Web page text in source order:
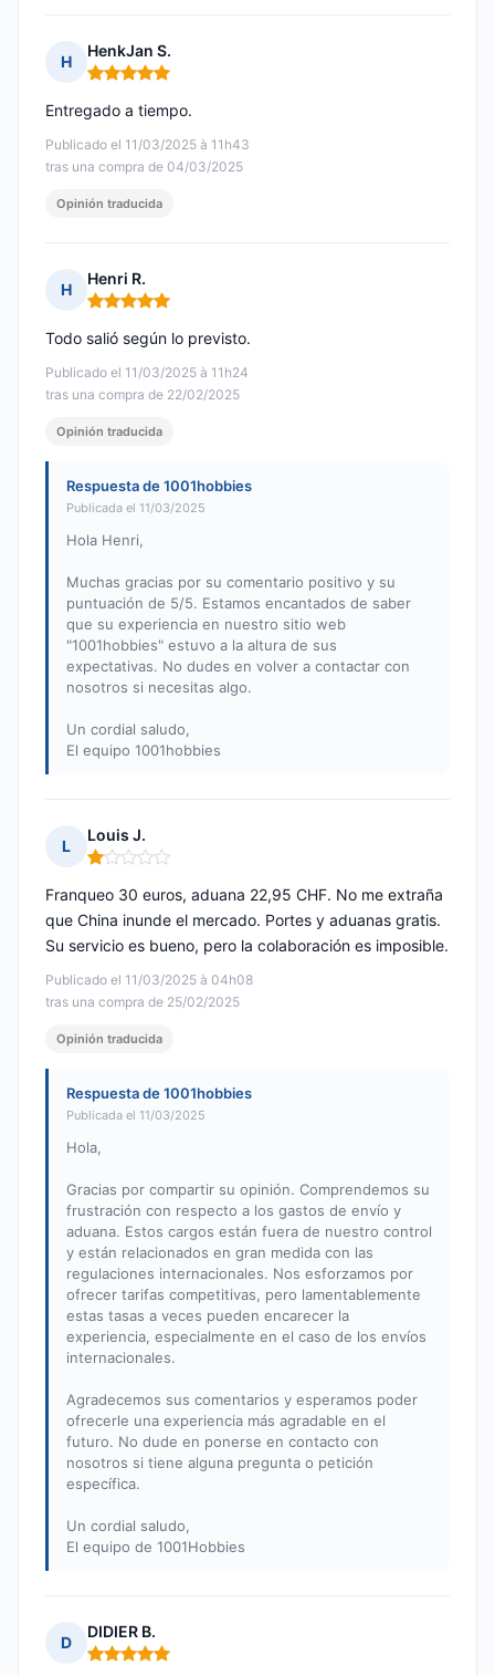
H
HenkJan S.
Nota: 5 de 5
Publicado el 11/03/2025 à 11h43
tras una compra de 04/03/2025
Entregado a tiempo.
Opinión traducida
H
Henri R.
Nota: 5 de 5
Publicado el 11/03/2025 à 11h24
tras una compra de 22/02/2025
Todo salió según lo previsto.
Opinión traducida
Respuesta de 1001hobbies
Publicada el 11/03/2025
Hola Henri,
Muchas gracias por su comentario positivo y su
puntuación de 5/5. Estamos encantados de saber
que su experiencia en nuestro sitio web
"1001hobbies" estuvo a la altura de sus
expectativas. No dudes en volver a contactar con
nosotros si necesitas algo.
Un cordial saludo,
El equipo 1001hobbies
L
Louis J.
Nota: 1 de 5
Publicado el 11/03/2025 à 04h08
tras una compra de 25/02/2025
Franqueo 30 euros, aduana 22,95 CHF. No me extraña
que China inunde el mercado. Portes y aduanas gratis.
Su servicio es bueno, pero la colaboración es imposible.
Opinión traducida
Respuesta de 1001hobbies
Publicada el 11/03/2025
Hola,
Gracias por compartir su opinión. Comprendemos su
frustración con respecto a los gastos de envío y
aduana. Estos cargos están fuera de nuestro control
y están relacionados en gran medida con las
regulaciones internacionales. Nos esforzamos por
ofrecer tarifas competitivas, pero lamentablemente
estas tasas a veces pueden encarecer la
experiencia, especialmente en el caso de los envíos
internacionales.
Agradecemos sus comentarios y esperamos poder
ofrecerle una experiencia más agradable en el
futuro. No dude en ponerse en contacto con
nosotros si tiene alguna pregunta o petición
específica.
Un cordial saludo,
El equipo de 1001Hobbies
D
DIDIER B.
Nota: 5 de 5